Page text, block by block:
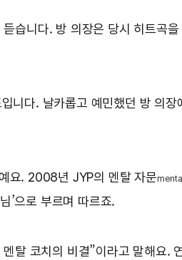
습니다. 방 의장은 당시 히트곡
니다. 날카롭고 예민했던 방 의
요. 2008년 JYP의 멘탈 자문
’으로 부르며 따르죠.
탈 코치의 비결”이라고 말해요.